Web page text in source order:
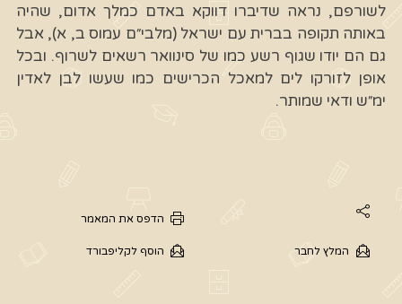
לשורפם, נראה שדיברו דווקא באדם כמלך אדום, שהיה
באותה תקופה בברית עם ישראל (מלבי״ם עמוס ב, א), אבל
גם הם יודו שגוף רשע כמו של סינוואר רשאים לשרוף. ובכל
אופן לזורקו לים למאכל הכרישים כמו שעשו לבן לאדין
ימ״ש ודאי שמותר.
הדפס את המאמר
המלץ לחבר הוסף לקליפבורד